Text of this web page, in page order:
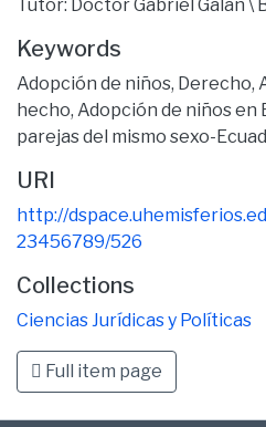
Tutor: Doctor Gabriel Galán \
Keywords
Adopción de niños, Derecho,
hecho, Adopción de niños en
parejas del mismo sexo-
URI
http://
23456789/526
Collections
Ciencias Jurídicas y Políticas
Full item page